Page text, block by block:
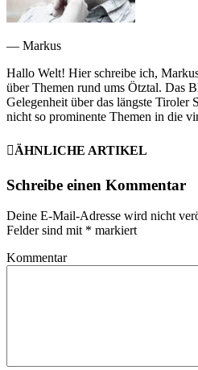
— Markus
Hallo Welt! Hier schreibe ich,
über Themen rund ums Ötztal. Das
Gelegenheit über das längste Tiroler
nicht so prominente Themen in die
ÄHNLICHE ARTIKEL
Schreibe einen Kommentar
Deine E-Mail-Adresse wird nicht
Felder sind mit * markiert
Kommentar